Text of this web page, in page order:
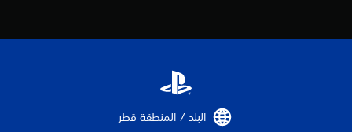
البلد / المنطقة قطر‏